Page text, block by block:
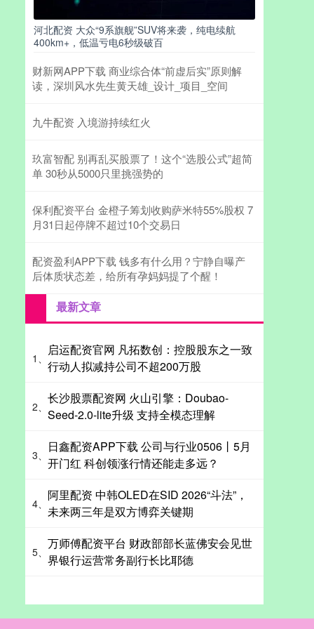
河北配资 大众“9系旗舰”SUV将来袭，纯电续航
400km+，低温亏电6秒级破百
财新网APP下载 商业综合体“前虚后实”原则解
读，深圳风水先生黄天雄_设计_项目_空间
九牛配资 入境游持续红火
玖富智配 别再乱买股票了！这个“选股公式”超简
单 30秒从5000只里挑强势的
保利配资平台 金橙子筹划收购萨米特55%股权 7
月31日起停牌不超过10个交易日
配资盈利APP下载 钱多有什么用？宁静自曝产
后体质状态差，给所有孕妈妈提了个醒！
最新文章
1、
启运配资官网 凡拓数创：控股股东之一致
行动人拟减持公司不超200万股
2、
长沙股票配资网 火山引擎：Doubao-
Seed-2.0-lite升级 支持全模态理解
3、
日鑫配资APP下载 公司与行业0506丨5月
开门红 科创领涨行情还能走多远？
4、
阿里配资 中韩OLED在SID 2026“斗法”，
未来两三年是双方博弈关键期
5、
万师傅配资平台 财政部部长蓝佛安会见世
界银行运营常务副行长比耶德